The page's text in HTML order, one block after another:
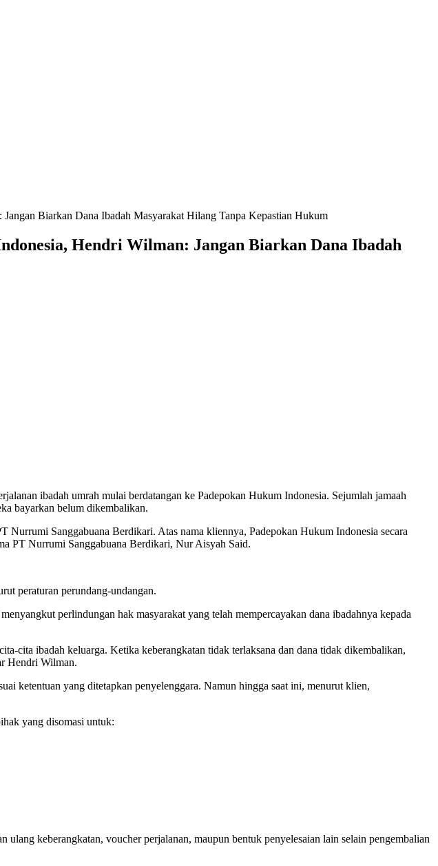
Biarkan Dana Ibadah Masyarakat Hilang Tanpa Kepastian Hukum
Hendri Wilman: Jangan Biarkan Dana Ibadah
ibadah umrah mulai berdatangan ke Padepokan Hukum Indonesia. Sejumlah jamaah
bayarkan belum dikembalikan.
Nurrumi Sanggabuana Berdikari. Atas nama kliennya, Padepokan Hukum Indonesia secara
PT Nurrumi Sanggabuana Berdikari, Nur Aisyah Said.
peraturan perundang-undangan.
perlindungan hak masyarakat yang telah mempercayakan dana ibadahnya kepada
cita ibadah keluarga. Ketika keberangkatan tidak terlaksana dan dana tidak dikembalikan,
Hendri Wilman.
ketentuan yang ditetapkan penyelenggara. Namun hingga saat ini, menurut klien,
yang disomasi untuk:
keberangkatan, voucher perjalanan, maupun bentuk penyelesaian lain selain pengembalian